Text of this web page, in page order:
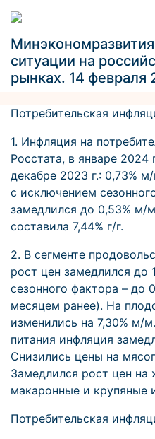
ситуации на
рынках. 14 февраля
Потребительская
1. Инфляция на
Росстата, в январе
декабре 2023 г.: 0,73%
с исключением
замедлился до 0,53% м/
составила 7,44% г/г.
2. В сегменте
рост цен замедлился до
сезонного фактора –
месяцем ранее). На
изменились на 7,30% м/
питания инфляция
Снизились цены на
Замедлился рост цен на
макаронные и крупяные
Потребительская